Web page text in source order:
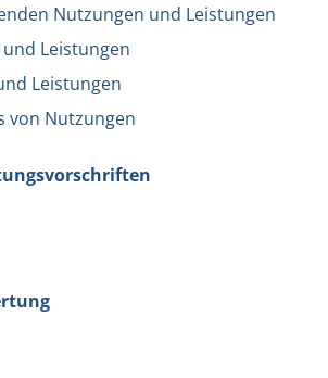
Nutzungen und Leistungen
Leistungen
Leistungen
von Nutzungen